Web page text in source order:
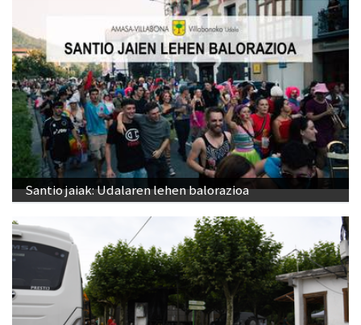
Santio jaiak: Udalaren lehen balorazioa